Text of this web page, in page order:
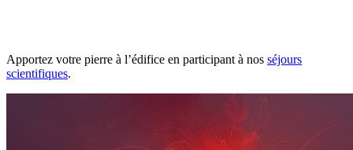
Apportez votre pierre à l’édifice en participant à nos séjours
scientifiques.